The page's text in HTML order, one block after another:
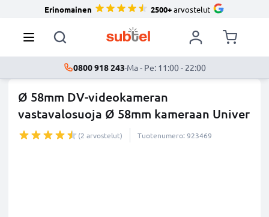
Erinomainen 2500+arvostelut
0800 918 243·Ma - Pe: 11:00 - 22:00
Ø 58mm DV-videokameran
vastavalosuoja Ø 58mm kameraan Univer
...lisää (2 arvostelut) Tuotenumero: 923469